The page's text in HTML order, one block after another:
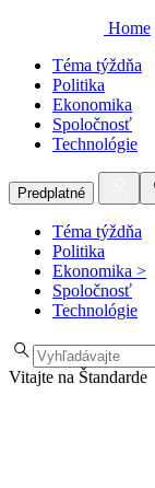
Home
Téma týždňa
Politika
Ekonomika
Spoločnosť
Technológie
Predplatné
Téma týždňa
Politika
Ekonomika >
Spoločnosť
Technológie
Vitajte na Štandarde